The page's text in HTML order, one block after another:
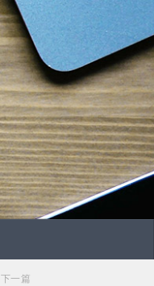
下一篇